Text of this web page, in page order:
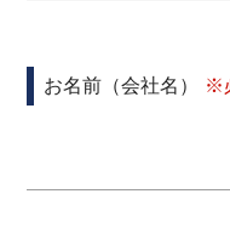
お名前（会社名）